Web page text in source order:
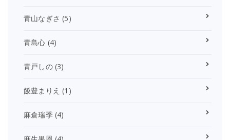
青山なぎさ (5)
青島心 (4)
青戸しの(3)
飯豊まりえ (1)
麻倉瑞季(4)